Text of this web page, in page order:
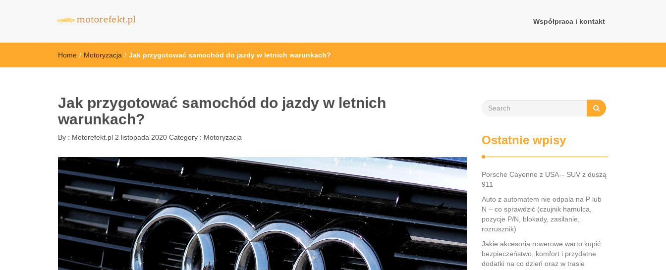
Współpraca i kontakt
Home / Motoryzacja / Jak przygotować samochód do jazdy w letnich warunkach?
Jak przygotować samochód do jazdy w letnich
warunkach?
By : Motorefekt.pl 2 listopada 2020 Category : Motoryzacja Ostatnie wpisy
Porsche Cayenne z USA – SUV z duszą
911
Auto z automatem nie odpala na P lub
N – co sprawdzić (czujnik hamulca,
pozycje P/N, blokady, zasilanie,
rozrusznik)
Jakie akcesoria rowerowe warto kupić:
bezpieczeństwo, komfort i przydatne
dodatki na co dzień oraz w trasie